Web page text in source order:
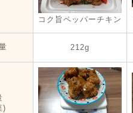
コク旨ペッパーチキン
212g
)